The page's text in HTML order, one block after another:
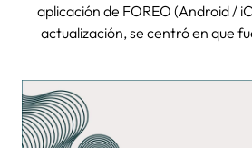
aplicación de FOREO (Android /
actualización, se centró en que
tratamientos para ofrecer a
información. Ahora